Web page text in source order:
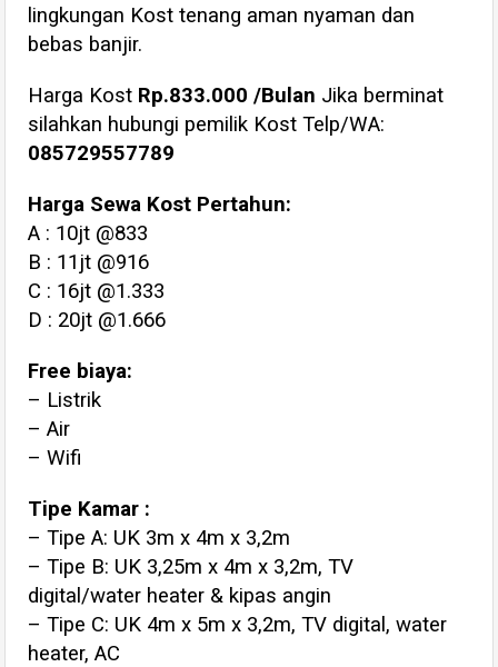
lingkungan Kost tenang aman nyaman dan
bebas banjir.
Harga Kost Rp.833.000 /Bulan Jika berminat
silahkan hubungi pemilik Kost Telp/WA:
085729557789
Harga Sewa Kost Pertahun:
A : 10jt @833
B : 11jt @916
C : 16jt @1.333
D : 20jt @1.666
Free biaya:
– Listrik
– Air
– Wifi
Tipe Kamar :
– Tipe A: UK 3m x 4m x 3,2m
– Tipe B: UK 3,25m x 4m x 3,2m, TV
digital/water heater & kipas angin
– Tipe C: UK 4m x 5m x 3,2m, TV digital, water
heater, AC